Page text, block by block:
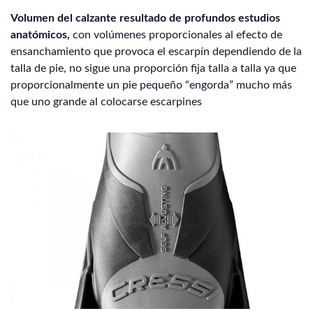
Volumen del calzante resultado de profundos estudios
anatómicos, con volúmenes proporcionales al efecto de
ensanchamiento que provoca el escarpín dependiendo de la
talla de pie, no sigue una proporción fija talla a talla ya que
proporcionalmente un pie pequeño “engorda” mucho más
que uno grande al colocarse escarpines